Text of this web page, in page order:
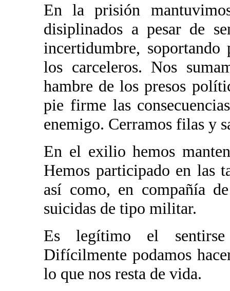
En la prisión
disiplinados a pesar de
incertidumbre,
los carceleros. Nos
hambre de los presos
pie firme las
enemigo. Cerramos filas y
En el exilio hemos
Hemos participado en las
así como, en compañía
suicidas de tipo militar.
Es legítimo el
Difícilmente podamos
lo que nos resta de vida.